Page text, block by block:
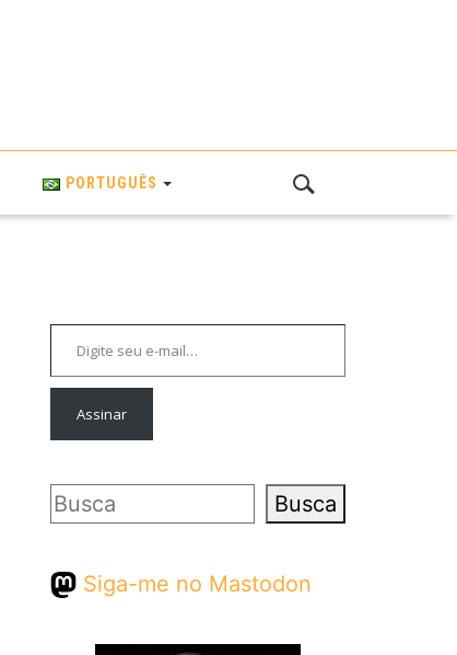
PORTUGUÊS
Digite seu e-mail…
Assinar
Pesquisar Busca
Siga-me no Mastodon